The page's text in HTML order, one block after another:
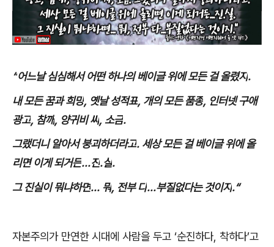
“어느날 심심해서 어떤 하나의 베이글 위에 모든 걸 올렸지.
내 모든 꿈과 희망, 옛날 성적표, 개의 모든 품종, 인터넷 구애
광고, 참깨, 양귀비 씨, 소금.
그랬더니 알아서 붕괴하더라고. 세상 모든 걸 베이글 위에 올
리면 이게 되거든...진.실.
그 진실이 뭐냐하면... 뭐, 전부 다...부질없다는 것이지.“
자본주의가 만연한 시대에 사람을 두고 ‘순진하다, 착하다’고